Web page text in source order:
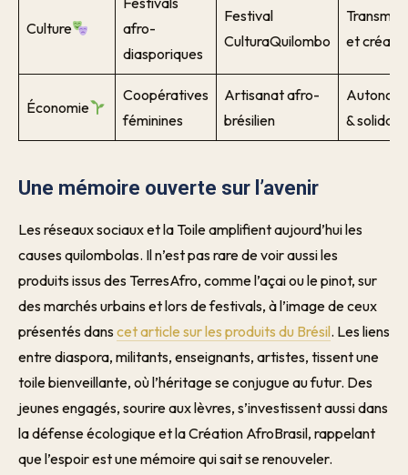
Culture
afro-
diasporiques
Festival
CulturaQuilombo
et
Économie
Coopératives
féminines
Artisanat afro-
brésilien
&
Une mémoire ouverte sur l’avenir
Les réseaux sociaux et la Toile amplifient aujourd’hui les
causes quilombolas. Il n’est pas rare de voir aussi les
produits issus des TerresAfro, comme l’açai ou le pinot, sur
des marchés urbains et lors de festivals, à l’image de ceux
présentés dans cet article sur les produits du Brésil. Les liens
entre diaspora, militants, enseignants, artistes, tissent une
toile bienveillante, où l’héritage se conjugue au futur. Des
jeunes engagés, sourire aux lèvres, s’investissent aussi dans
la défense écologique et la Création AfroBrasil, rappelant
que l’espoir est une mémoire qui sait se renouveler.